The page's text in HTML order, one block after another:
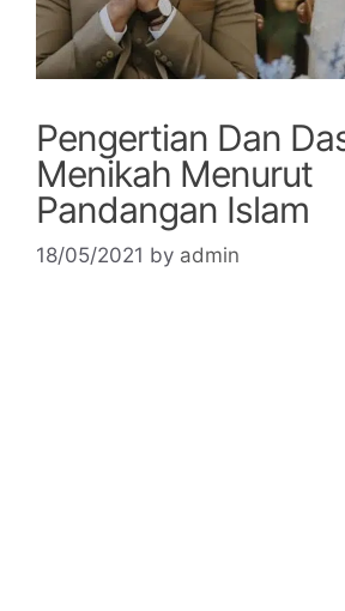
Pengertian Dan
Menikah Menurut
Pandangan Islam
18/05/2021 by admin